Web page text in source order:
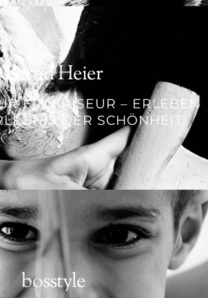
Bernd Heier
EIN FRISEUR – ERLEBEN
DER SCHÖNHEIT.
bosstyle